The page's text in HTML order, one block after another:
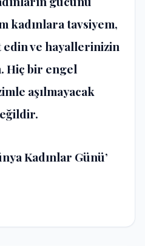
kadınlara tavsiyem,
edin ve hayallerinizin
Hiç bir engel
aşılmayacak
Kadınlar Günü’